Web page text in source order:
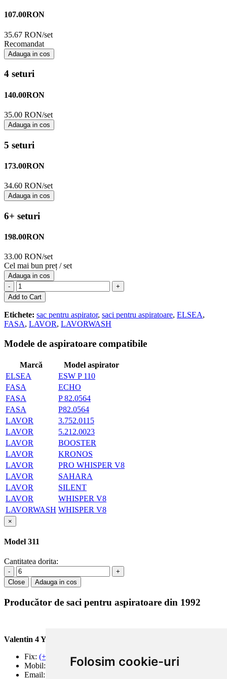
Folosim cookie-uri
107.00RON
35.67 RON/set
Recomandat
Adauga in cos
4 seturi
140.00RON
35.00 RON/set
Adauga in cos
5 seturi
173.00RON
34.60 RON/set
Adauga in cos
6+ seturi
198.00RON
33.00 RON/set
Cel mai bun preț / set
Adauga in cos
-
+
Add to Cart
Etichete: sac pentru aspirator, saci pentru aspiratoare, ELSEA,
FASA, LAVOR, LAVORWASH
Modele de aspiratoare compatibile
Marcă
Model aspirator
ELSEA
ESW P 110
FASA
ECHO
FASA
P 82.0564
FASA
P82.0564
LAVOR
3.752.0115
LAVOR
5.212.0023
LAVOR
BOOSTER
LAVOR
KRONOS
LAVOR
PRO WHISPER V8
LAVOR
SAHARA
LAVOR
SILENT
LAVOR
WHISPER V8
LAVORWASH WHISPER V8
×
Model 311
Cantitatea dorita:
-
+
Close
Adauga in cos
Producător de saci pentru aspiratoare din 1992
Valentin 4 You Prod.
Fix: (+40) 21 668 60 69
Mobil:
(+40) 722 375 131
Email: